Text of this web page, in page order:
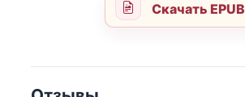
Скачать EPUB